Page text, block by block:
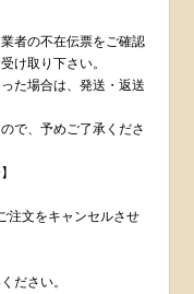
者の不在伝票をご確認
け取り下さい。
た場合は、発送・返送
で、予めご了承くださ
注文をキャンセルさせ
ださい。